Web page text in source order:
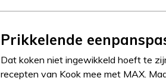
Prikkelende
Dat koken niet ingewikkeld hoeft te
recepten van Kook mee met MAX.